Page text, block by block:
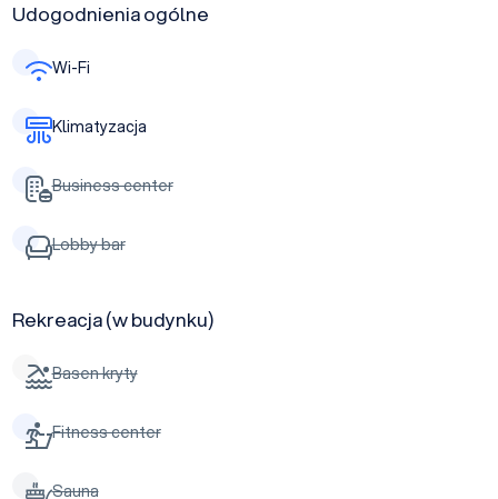
Udogodnienia ogólne
Wi-Fi
Klimatyzacja
Business center
Lobby bar
Rekreacja (w budynku)
Basen kryty
Fitness center
Sauna